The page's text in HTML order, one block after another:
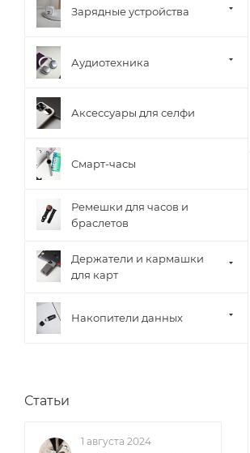
Зарядные устройства
Аудиотехника
Аксессуары для селфи
Смарт-часы
Ремешки для часов и
браслетов
Держатели и кармашки
для карт
Накопители данных
Статьи
1 августа 2024